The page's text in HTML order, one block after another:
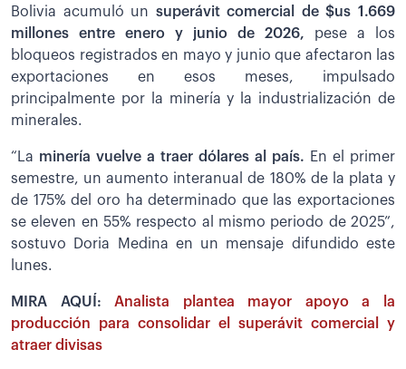
Bolivia acumuló un superávit comercial de $us 1.669
millones entre enero y junio de 2026, pese a los
bloqueos registrados en mayo y junio que afectaron las
exportaciones en esos meses, impulsado
principalmente por la minería y la industrialización de
minerales.
“La minería vuelve a traer dólares al país. En el primer
semestre, un aumento interanual de 180% de la plata y
de 175% del oro ha determinado que las exportaciones
se eleven en 55% respecto al mismo periodo de 2025”,
sostuvo Doria Medina en un mensaje difundido este
lunes.
MIRA AQUÍ:Analista plantea mayor apoyo a la
producción para consolidar el superávit comercial y
atraer divisas